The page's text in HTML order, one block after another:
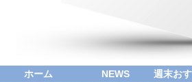
ホーム NEWS 週末お